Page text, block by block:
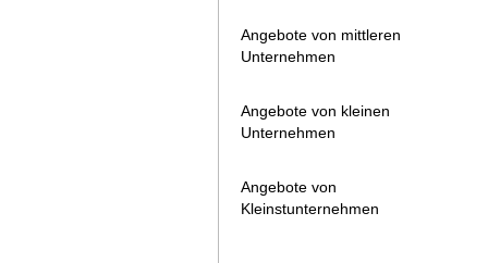
Angebote von mittleren
Unternehmen
Angebote von kleinen
Unternehmen
Angebote von
Kleinstunternehmen